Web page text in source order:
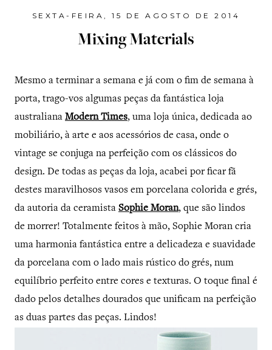
SEXTA-FEIRA, 15 DE AGOSTO DE 2014
Mixing Materials
Mesmo a terminar a semana e já com o fim de semana à
porta, trago-vos algumas peças da fantástica loja
australiana Modern Times, uma loja única, dedicada ao
mobiliário, à arte e aos acessórios de casa, onde o
vintage se conjuga na perfeição com os clássicos do
design. De todas as peças da loja, acabei por ficar fã
destes maravilhosos vasos em porcelana colorida e grés,
da autoria da ceramista Sophie Moran, que são lindos
de morrer! Totalmente feitos à mão, Sophie Moran cria
uma harmonia fantástica entre a delicadeza e suavidade
da porcelana com o lado mais rústico do grés, num
equilíbrio perfeito entre cores e texturas. O toque final é
dado pelos detalhes dourados que unificam na perfeição
as duas partes das peças. Lindos!